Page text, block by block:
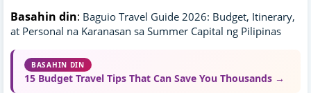
Basahin din: Baguio Travel Guide 2026: Budget, Itinerary,
at Personal na Karanasan sa Summer Capital ng Pilipinas
BASAHIN DIN
15 Budget Travel Tips That Can Save You Thousands →